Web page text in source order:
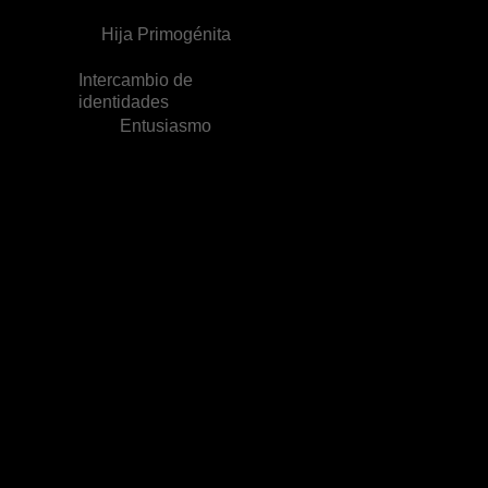
Hija Primogénita
Intercambio de
identidades
Entusiasmo